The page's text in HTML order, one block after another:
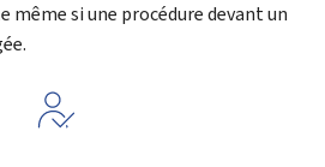
même si une procédure devant un